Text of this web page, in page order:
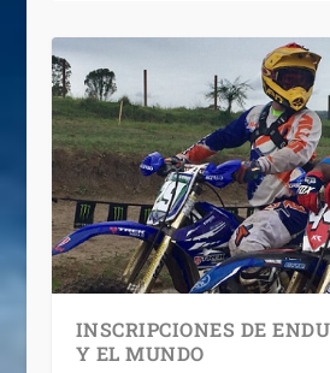
INSCRIPCIONES DE
Y EL MUNDO